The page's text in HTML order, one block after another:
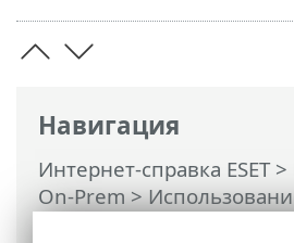
Навигация
Интернет-справка ESET>
On-Prem>